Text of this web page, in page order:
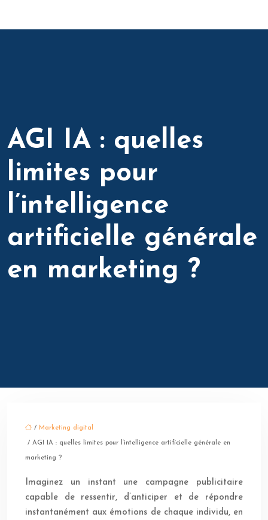
AGI IA : quelles
limites pour
l’intelligence
artificielle générale
en marketing ?
/ Marketing digital
/ AGI IA : quelles limites pour l’intelligence artificielle générale en
marketing ?
Imaginez un instant une campagne publicitaire
capable de ressentir, d’anticiper et de répondre
instantanément aux émotions de chaque individu, en